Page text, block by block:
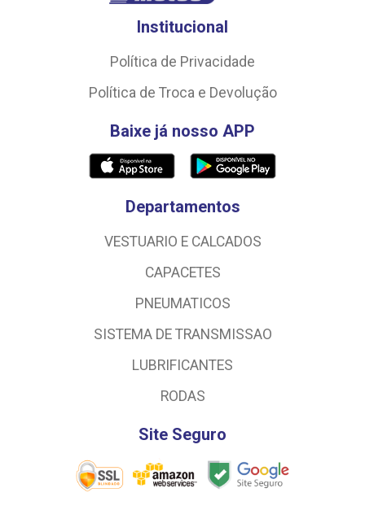
Institucional
Política de Privacidade
Política de Troca e Devolução
Baixe já nosso APP
Departamentos
VESTUARIO E CALCADOS
CAPACETES
PNEUMATICOS
SISTEMA DE TRANSMISSAO
LUBRIFICANTES
RODAS
Site Seguro